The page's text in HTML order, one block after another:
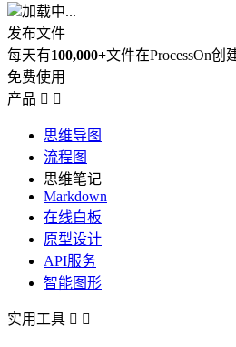
加载中...
发布文件
每天有100,000+文件在ProcessOn创
免费使用
产品  
思维导图
流程图
思维笔记
Markdown
在线白板
原型设计
API服务
智能图形
实用工具  